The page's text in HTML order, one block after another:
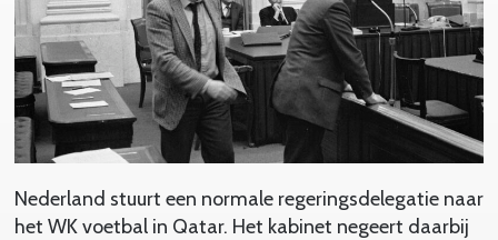
Nederland stuurt een normale regeringsdelegatie naar
het WK voetbal in Qatar. Het kabinet negeert daarbij